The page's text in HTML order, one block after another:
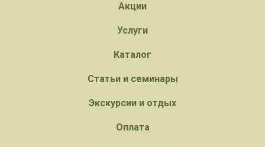
Акции
Услуги
Каталог
Статьи и семинары
Экскурсии и отдых
Оплата